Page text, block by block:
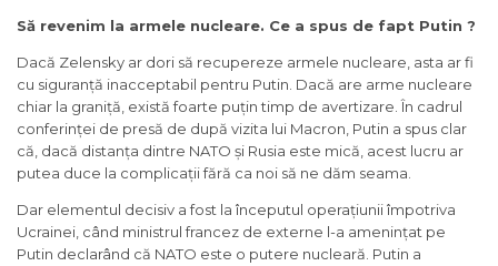
Să revenim la armele nucleare. Ce a spus de fapt Putin ?
Dacă Zelensky ar dori să recupereze armele nucleare, asta ar fi
cu siguranță inacceptabil pentru Putin. Dacă are arme nucleare
chiar la graniță, există foarte puțin timp de avertizare. În cadrul
conferinței de presă de după vizita lui Macron, Putin a spus clar
că, dacă distanța dintre NATO și Rusia este mică, acest lucru ar
putea duce la complicații fără ca noi să ne dăm seama.
Dar elementul decisiv a fost la începutul operațiunii împotriva
Ucrainei, când ministrul francez de externe l-a amenințat pe
Putin declarând că NATO este o putere nucleară. Putin a